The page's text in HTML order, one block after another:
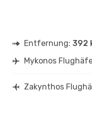
Entfernung: 392
Mykonos
Zakynthos